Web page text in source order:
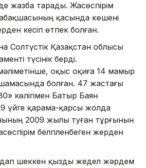
жазба тарады. Жасөспірім
қасында көшені
кесіп өтпек болған.
Солтүстік Қазақстан облысы
түсінік берді.
оқыс оқиға 14 мамыр
шамасында болған. 47 жастағы
көлігімен Батыр Баян
үйге қарама-қарсы жолда
2009 жылы туған тұрғынын
белгіленбеген жерден
шеккен қызды жедел жәрдем